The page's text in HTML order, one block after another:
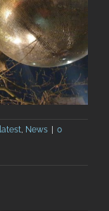
latest, News
0